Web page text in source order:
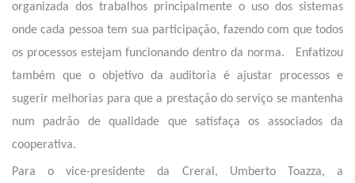
organizada dos trabalhos principalmente o uso dos sistemas
onde cada pessoa tem sua participação, fazendo com que todos
os processos estejam funcionando dentro da norma. Enfatizou
também que o objetivo da auditoria é ajustar processos e
sugerir melhorias para que a prestação do serviço se mantenha
num padrão de qualidade que satisfaça os associados da
cooperativa.
Para o vice-presidente da Creral, Umberto Toazza, a